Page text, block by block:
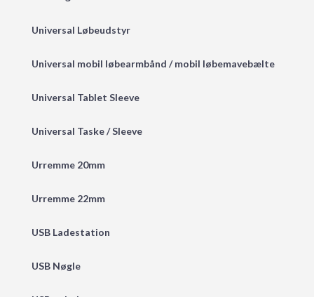
Universal Løbeudstyr
Universal mobil løbearmbånd / mobil løbemavebælte
Universal Tablet Sleeve
Universal Taske / Sleeve
Urremme 20mm
Urremme 22mm
USB Ladestation
USB Nøgle